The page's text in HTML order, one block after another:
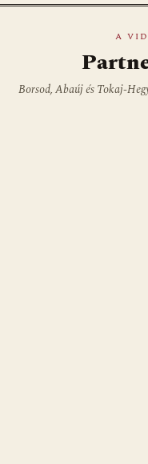
A
Borsod, Abaúj és Tokaj-